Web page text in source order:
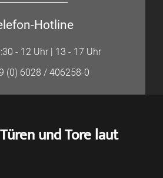
Hotline
- 12 Uhr | 13 - 17 Uhr
(0) 6028 / 406258-0
und Tore laut